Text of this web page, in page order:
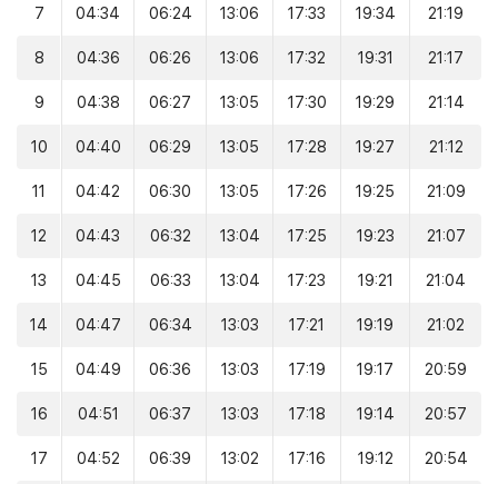
7 04:34 06:24 13:06 17:33 19:34 21:19
8 04:36 06:26 13:06 17:32 19:31 21:17
9 04:38 06:27 13:05 17:30 19:29 21:14
10 04:40 06:29 13:05 17:28 19:27 21:12
11 04:42 06:30 13:05 17:26 19:25 21:09
12 04:43 06:32 13:04 17:25 19:23 21:07
13 04:45 06:33 13:04 17:23 19:21 21:04
14 04:47 06:34 13:03 17:21 19:19 21:02
15 04:49 06:36 13:03 17:19 19:17 20:59
16 04:51 06:37 13:03 17:18 19:14 20:57
17 04:52 06:39 13:02 17:16 19:12 20:54